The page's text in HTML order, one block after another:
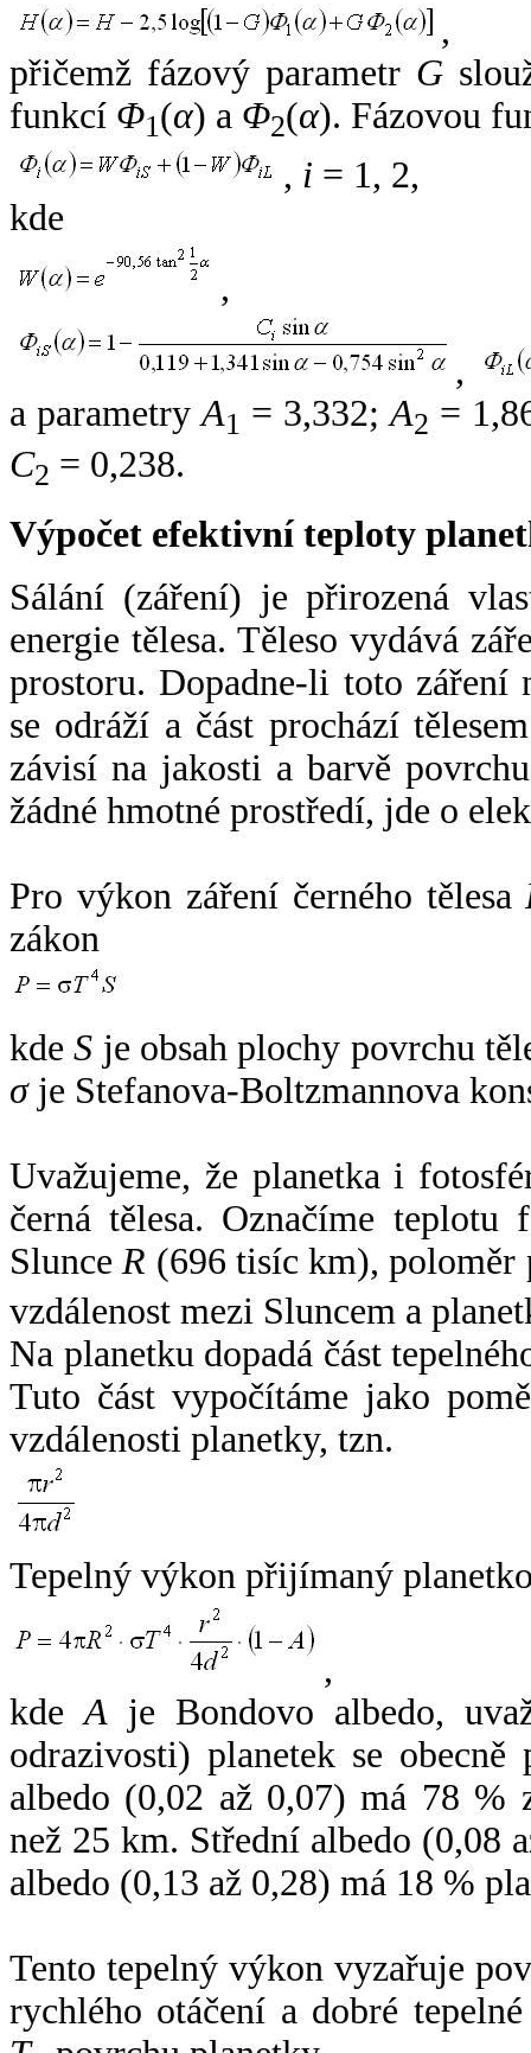
,
přičemž fázový parametr G
funkcí Φ1(α) a Φ2(α). Fázovou
, i = 1, 2,
kde
,
,
a parametryA1 = 3,332;A2 =
C2 = 0,238.
Výpočet efektivní teploty
Sálání (záření) je přirozená
energie tělesa. Těleso vydává
prostoru. Dopadne-li toto záření
se odráží a část prochází
závisí na jakosti a barvě
žádné hmotné prostředí, jde o
Pro výkon záření černého tělesa
zákon
kdeS je obsah plochy povrchu
σje Stefanova-Boltzmannova
Uvažujeme, že planetka i
černá tělesa. Označíme
SlunceR (696 tisíc km),
vzdálenost mezi Sluncem a
Na planetku dopadá část
Tuto část vypočítáme jako
vzdálenosti planetky, tzn.
Tepelný výkon přijímaný
,
kdeA je Bondovo albedo,
odrazivosti) planetek se
albedo (0,02 až 0,07) má 78 %
než 25 km. Střední albedo (0,08
albedo (0,13 až 0,28) má 18 %
Tento tepelný výkon vyzařuje
rychlého otáčení a dobré